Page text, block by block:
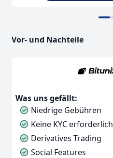
Vor- und Nachteile
Was uns gefällt:
Niedrige Gebühren
Keine KYC erforderlich
Derivatives Trading
Social Features